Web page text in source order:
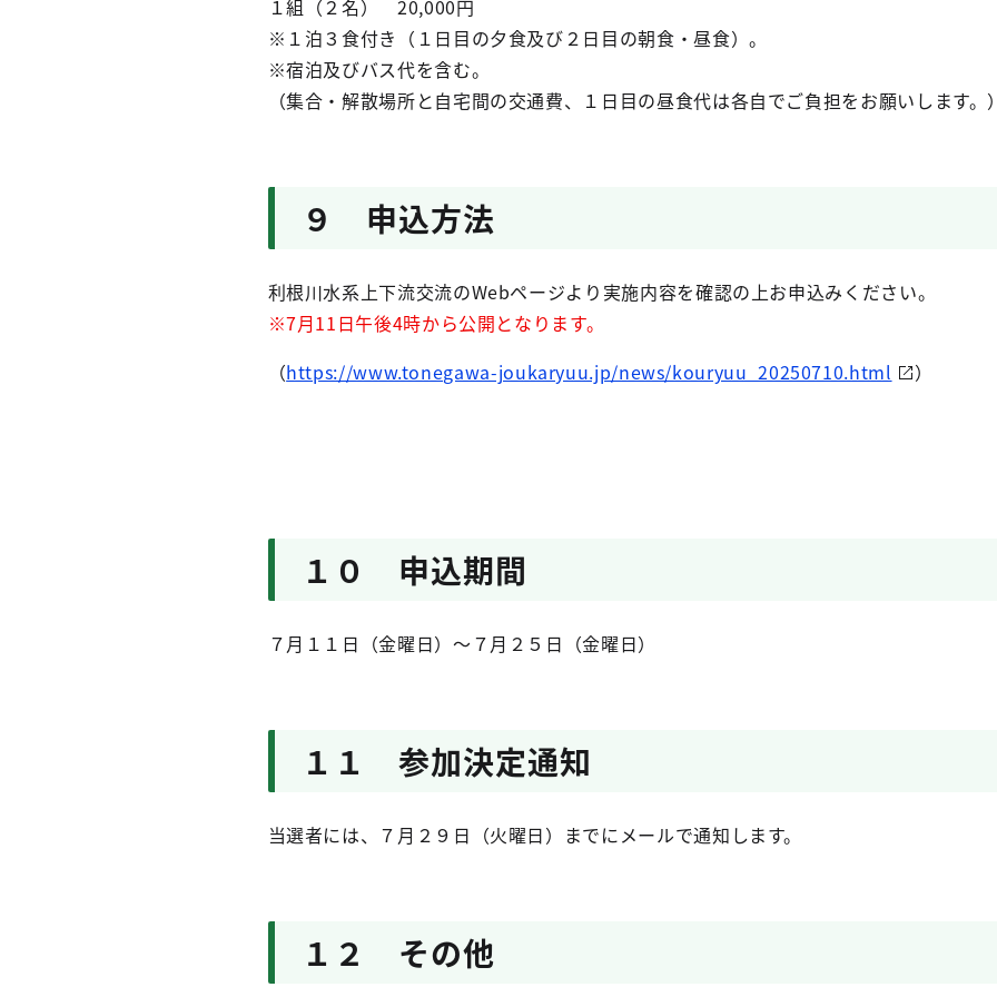
１組（２名） 20,000円
※１泊３食付き（１日目の夕食及び２日目の朝食・昼食）。
※宿泊及びバス代を含む。
（集合・解散場所と自宅間の交通費、１日目の昼食代は各自でご負担をお願いします。
９ 申込方法
利根川水系上下流交流のWebページより実施内容を確認の上お申込みください。
※7月11日午後4時から公開となります。
（https://www.tonegawa-joukaryuu.jp/news/kouryuu_20250710.html ）
１０ 申込期間
７月１１日（金曜日）～７月２５日（金曜日）
１１ 参加決定通知
当選者には、７月２９日（火曜日）までにメールで通知します。
１２ その他